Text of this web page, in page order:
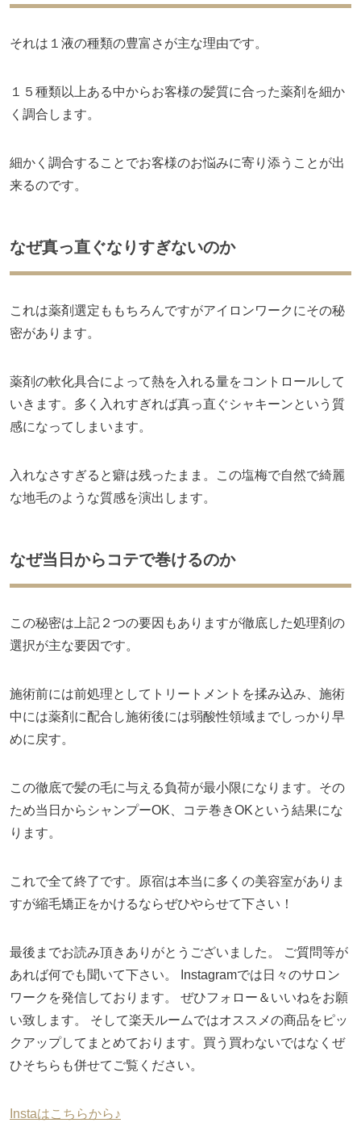
それは１液の種類の豊富さが主な理由です。
１５種類以上ある中からお客様の髪質に合った薬剤を細か
く調合します。
細かく調合することでお客様のお悩みに寄り添うことが出
来るのです。
なぜ真っ直ぐなりすぎないのか
これは薬剤選定ももちろんですがアイロンワークにその秘
密があります。
薬剤の軟化具合によって熱を入れる量をコントロールして
いきます。多く入れすぎれば真っ直ぐシャキーンという質
感になってしまいます。
入れなさすぎると癖は残ったまま。この塩梅で自然で綺麗
な地毛のような質感を演出します。
なぜ当日からコテで巻けるのか
この秘密は上記２つの要因もありますが徹底した処理剤の
選択が主な要因です。
施術前には前処理としてトリートメントを揉み込み、施術
中には薬剤に配合し施術後には弱酸性領域までしっかり早
めに戻す。
この徹底で髪の毛に与える負荷が最小限になります。その
ため当日からシャンプーOK、コテ巻きOKという結果にな
ります。
これで全て終了です。原宿は本当に多くの美容室がありま
すが縮毛矯正をかけるならぜひやらせて下さい！
最後までお読み頂きありがとうございました。 ご質問等が
あれば何でも聞いて下さい。 Instagramでは日々のサロン
ワークを発信しております。 ぜひフォロー＆いいねをお願
い致します。 そして楽天ルームではオススメの商品をピッ
クアップしてまとめております。買う買わないではなくぜ
ひそちらも併せてご覧ください。
Instaはこちらから♪